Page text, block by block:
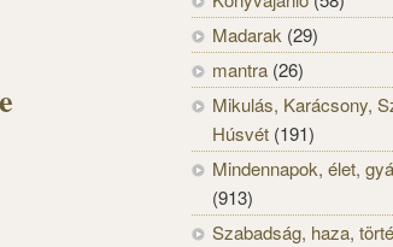
Madarak (29)
mantra (26)
Mikulás, Karácsony,
Húsvét (191)
Mindennapok, élet,
(913)
Szabadság, haza,